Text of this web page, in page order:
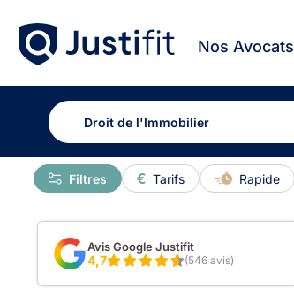
Nos Avocats
Tarifs Rapide
Filtres
Avis Google Justifit
4,7 (546 avis)